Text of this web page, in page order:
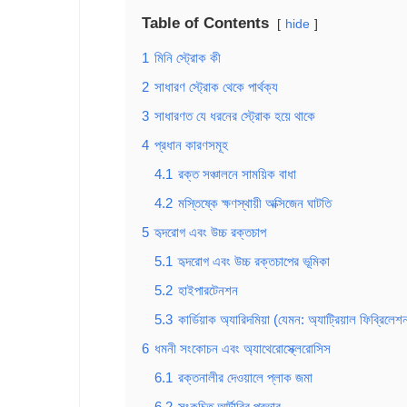
Table of Contents hide
1 মিনি স্ট্রোক কী
2 সাধারণ স্ট্রোক থেকে পার্থক্য
3 সাধারণত যে ধরনের স্ট্রোক হয়ে থাকে
4 প্রধান কারণসমূহ
4.1 রক্ত সঞ্চালনে সাময়িক বাধা
4.2 মস্তিষ্কে ক্ষণস্থায়ী অক্সিজেন ঘাটতি
5 হৃদরোগ এবং উচ্চ রক্তচাপ
5.1 হৃদরোগ এবং উচ্চ রক্তচাপের ভূমিকা
5.2 হাইপারটেনশন
5.3 কার্ডিয়াক অ্যারিদমিয়া (যেমন: অ্যাট্রিয়াল
6 ধমনী সংকোচন এবং অ্যাথেরোস্ক্লেরোসিস
6.1 রক্তনালীর দেওয়ালে প্লাক জমা